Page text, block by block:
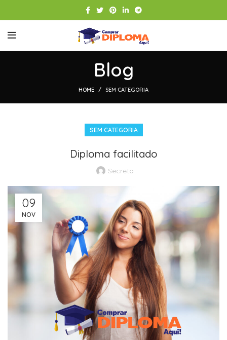
Blog
HOME SEM CATEGORIA
SEM CATEGORIA
Diploma facilitado
Secreto
09
NOV